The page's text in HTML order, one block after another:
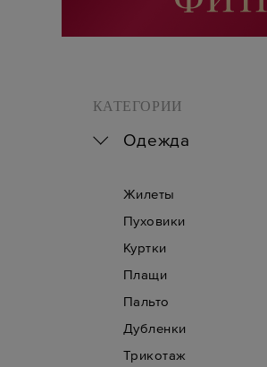
КАТЕГОРИИ
Одежда
Жилеты
Пуховики
Куртки
Плащи
Пальто
Дубленки
Трикотаж